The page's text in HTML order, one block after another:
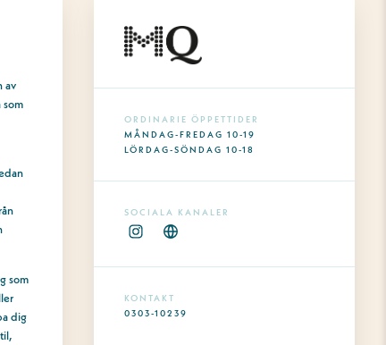
av
som
som
dig
ORDINARIE ÖPPETTIDER
MÅNDAG-FREDAG 10-19
LÖRDAG-SÖNDAG 10-18
SOCIALA KANALER
KONTAKT
0303-10239